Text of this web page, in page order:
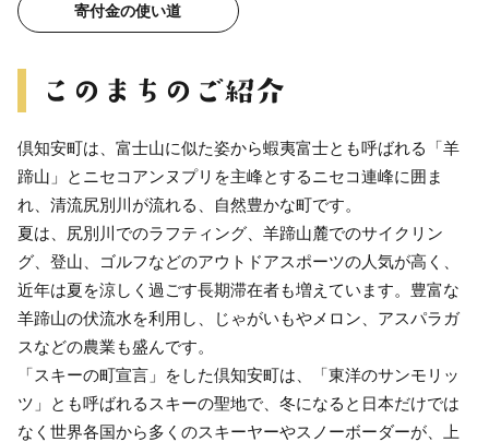
寄付金の使い道
倶知安町は、富士山に似た姿から蝦夷富士とも呼ばれる「羊
蹄山」とニセコアンヌプリを主峰とするニセコ連峰に囲ま
れ、清流尻別川が流れる、自然豊かな町です。
夏は、尻別川でのラフティング、羊蹄山麓でのサイクリン
グ、登山、ゴルフなどのアウトドアスポーツの人気が高く、
近年は夏を涼しく過ごす長期滞在者も増えています。豊富な
羊蹄山の伏流水を利用し、じゃがいもやメロン、アスパラガ
スなどの農業も盛んです。
「スキーの町宣言」をした倶知安町は、「東洋のサンモリッ
ツ」とも呼ばれるスキーの聖地で、冬になると日本だけでは
なく世界各国から多くのスキーヤーやスノーボーダーが、上